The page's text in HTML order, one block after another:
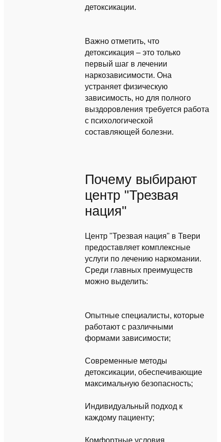
детоксикации.
Важно отметить, что
детоксикация – это только
первый шаг в лечении
наркозависимости. Она
устраняет физическую
зависимость, но для полного
выздоровления требуется работа
с психологической
составляющей болезни.
Почему выбирают
центр "Трезвая
нация"
Центр "Трезвая нация" в Твери
предоставляет комплексные
услуги по лечению наркомании.
Среди главных преимуществ
можно выделить:
Опытные специалисты, которые
работают с различными
формами зависимости;
Современные методы
детоксикации, обеспечивающие
максимальную безопасность;
Индивидуальный подход к
каждому пациенту;
Комфортные условия